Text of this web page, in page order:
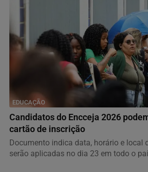
EDUCAÇÃO
Candidatos do Encceja 2026
cartão de inscrição
Documento indica data, horário e local
serão aplicadas no dia 23 em todo o